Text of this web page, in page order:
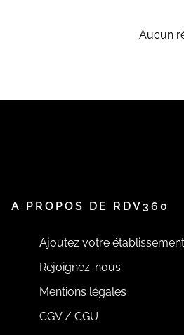
Aucun
A PROPOS DE RDV360
Ajoutez votre établissement
Rejoignez-nous
Mentions légales
CGV / CGU